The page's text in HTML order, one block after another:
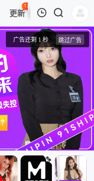
更新
135
热榜 APP
第01集